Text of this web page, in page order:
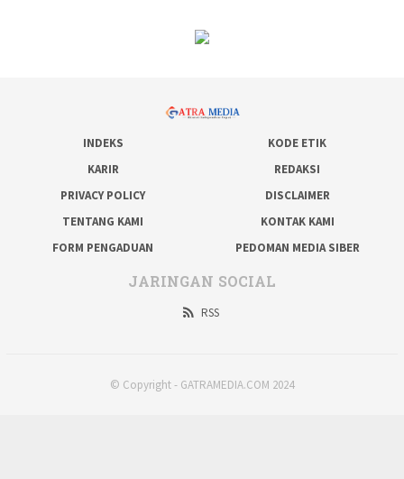
INDEKS
KODE ETIK
KARIR
REDAKSI
PRIVACY POLICY
DISCLAIMER
TENTANG KAMI
KONTAK KAMI
FORM PENGADUAN
PEDOMAN MEDIA SIBER
JARINGAN SOCIAL
RSS
© Copyright - GATRAMEDIA.COM 2024